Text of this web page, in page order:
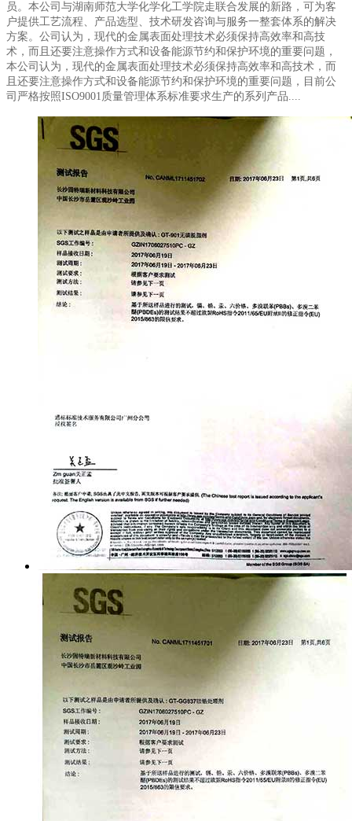
员。本公司与湖南师范大学化学化工学院走联合发展的新路，可为客
户提供工艺流程、产品选型、技术研发咨询与服务一整套体系的解决
方案。公司认为，现代的金属表面处理技术必须保持高效率和高技
术，而且还要注意操作方式和设备能源节约和保护环境的重要问题，
本公司认为，现代的金属表面处理技术必须保持高效率和高技术，而
且还要注意操作方式和设备能源节约和保护环境的重要问题，目前公
司严格按照ISO9001质量管理体系标准要求生产的系列产品....